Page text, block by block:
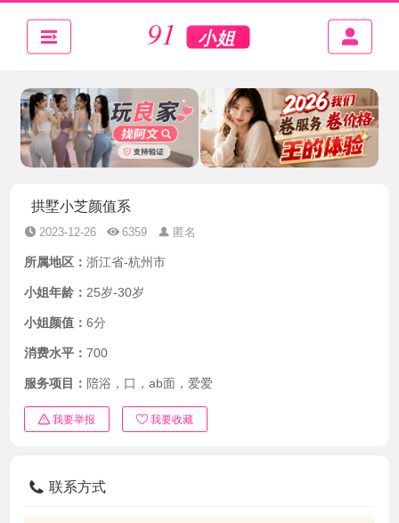
拱墅小芝颜值系
2023-12-26 6359 匿名
所属地区： 浙江省-杭州市
小姐年龄： 25岁-30岁
小姐颜值： 6分
消费水平： 700
服务项目： 陪浴，口，ab面，爱爱
我要举报 我要收藏
联系方式